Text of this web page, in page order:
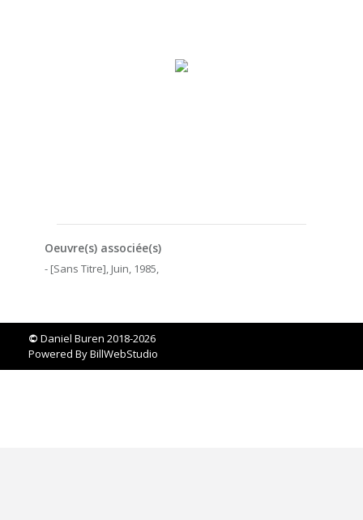
Oeuvre(s) associée(s)
- [Sans Titre], Juin, 1985,
© Daniel Buren 2018-2026
Powered ByBillWebStudio